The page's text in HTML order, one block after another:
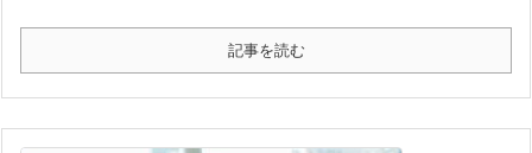
記事を読む